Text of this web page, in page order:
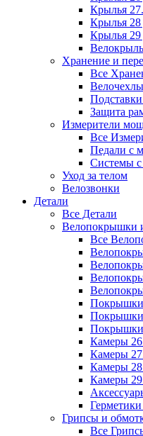
Крылья
Крылья
Крылья
Хранение и
Все
Защита
Измерители
Все
Педали с
Системы
Уход за телом
Велозвонки
Детали
Все Детали
Велопокрышки
Все
Камеры
Камеры
Камеры
Камеры
Грипсы и
Все